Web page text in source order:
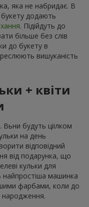
яка не набридає. В
букету додають
. Підійдуть до
більше без слів
до букету в
вишуканість
+ квіти
будуть ціілком
на день
відповідний
від подарунка, що
кульки для
найпростіша машинка
фарбами, коли до
народження.